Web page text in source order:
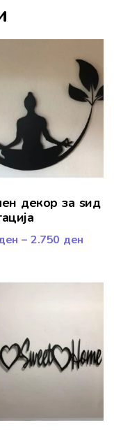
декор за ѕид
– 2.750 ден